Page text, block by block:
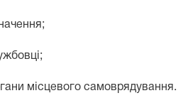
місцевого самоврядування.